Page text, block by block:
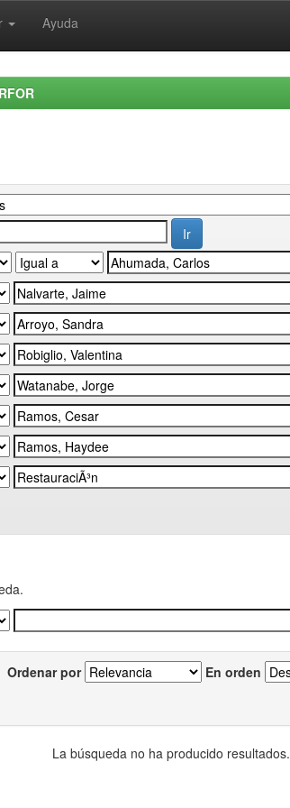
Ayuda
Ordenar por En orden
La búsqueda no ha producido resultados.